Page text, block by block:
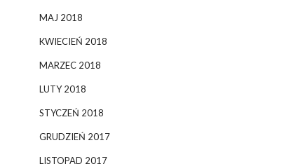
MAJ 2018
KWIECIEŃ 2018
MARZEC 2018
LUTY 2018
STYCZEŃ 2018
GRUDZIEŃ 2017
LISTOPAD 2017